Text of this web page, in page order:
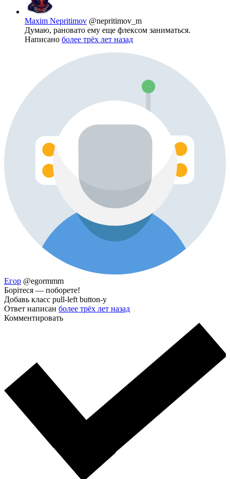
Maxim Nepritimov @nepritimov_m
Думаю, рановато ему еще флексом заниматься.
Написано более трёх лет назад
Егор @egormmm
Борітеся — поборете!
Добавь класс pull-left button-у
Ответ написан более трёх лет назад
Комментировать